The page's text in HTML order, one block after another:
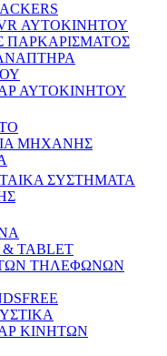
ΑΥΤΟΚΙΝΗΤΟΥ
ΠΑΡΚΑΡΙΣΜΑΤΟΣ
ΑΥΤΟΚΙΝΗΤΟΥ
ΜΗΧΑΝΗΣ
ΣΥΣΤΗΜΑΤΑ
TABLET
ΤΗΛΕΦΩΝΩΝ
ΚΙΝΗΤΩΝ